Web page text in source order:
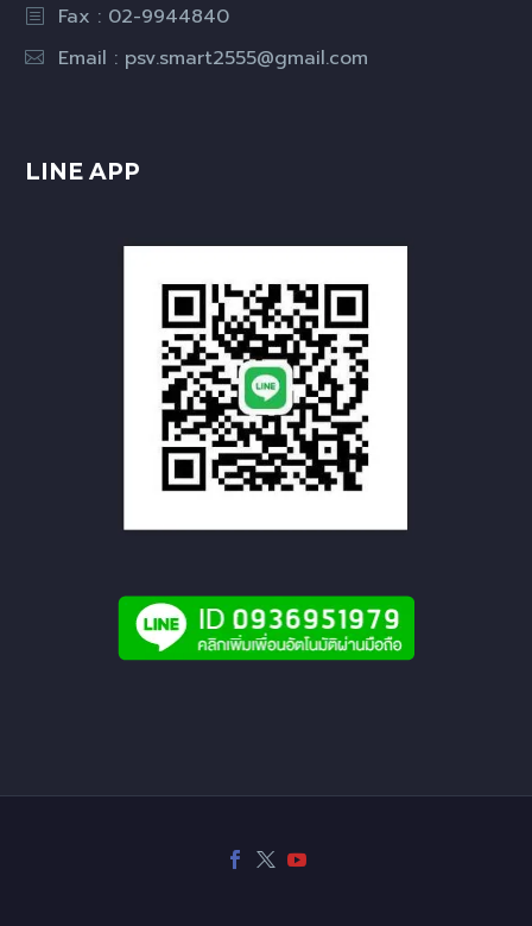
Fax : 02-9944840
Email : psv.smart2555@gmail.com
LINE APP